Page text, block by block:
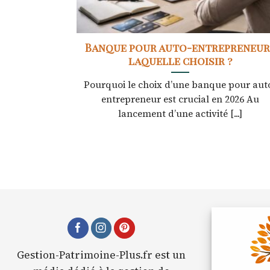
Banque pour auto-entrepreneur
laquelle choisir ?
Pourquoi le choix d’une banque pour
entrepreneur est crucial en 2026 Au
lancement d’une activité [...]
Gestion-Patrimoine-Plus.fr est un